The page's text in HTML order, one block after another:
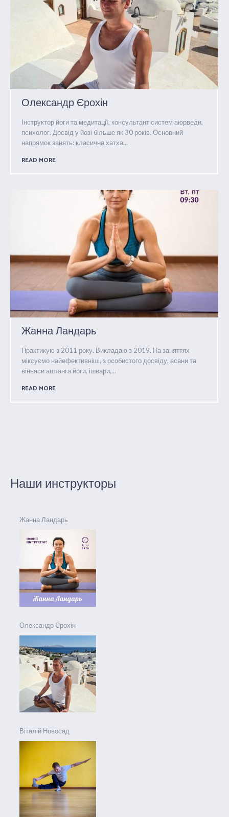
Олександр Єрохін
Інструктор йоги та медитації, консультант систем аюрведи,
психолог. Досвід у йозі більше як 30 років. Основний
напрямок занять: класична хатха...
READ MORE
Жанна Ландарь
Практикую з 2011 року. Викладаю з 2019. На заняттях
міксуємо найефективніші, з особистого досвіду, асани та
віньяси аштанга йоги, ішвари,...
READ MORE
Наши инструкторы
Жанна Ландарь
Олександр Єрохін
Віталій Новосад